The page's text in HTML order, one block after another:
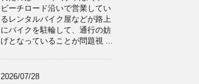
ビーチロード沿いで営業してい
るレンタルバイク屋などが路上
にバイクを駐輪して、通行の妨
げとなっていることが問題視 ...
2026/07/28